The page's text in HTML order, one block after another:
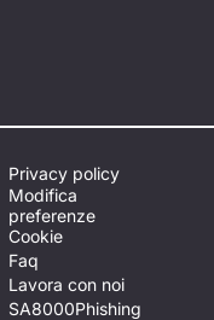
Privacy policy
Modifica
preferenze
Cookie
Faq
Lavora con noi
SA8000Phishing